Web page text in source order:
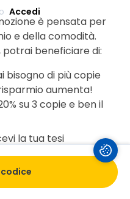
è pensata per
e della comodità.
beneficiare di:
bisogno di più copie
aumenta!
su 3 copie e ben il
la tua tesi
in Italia e in tutta
aggiuntivi.
la tua tesi. Scegli la
Accedi